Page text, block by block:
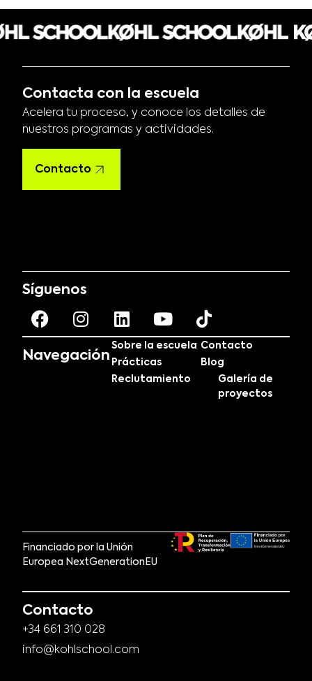
Navegación
Sobre la escuela
Prácticas
Reclutamiento
Contacto
Blog
Galería de
proyectos
Financiado por la Unión
Europea NextGenerationEU
Contacto
+34 661 310 028
info@kohlschool.com
Contacta con la escuela
Acelera tu proceso, y conoce los detalles de
nuestros programas y actividades.
Contacto
Síguenos